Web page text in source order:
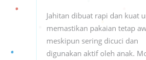
Jahitan dibuat rapi dan kuat
memastikan pakaian tetap
meskipun sering dicuci dan
digunakan aktif oleh anak.